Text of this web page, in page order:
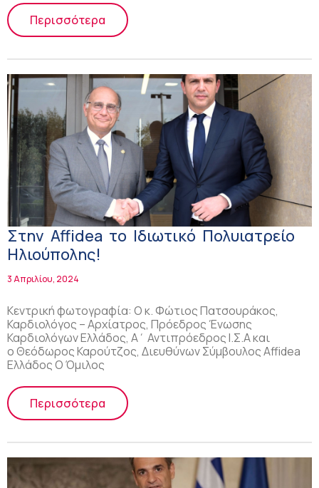
Περισσότερα
Στην Affidea το Ιδιωτικό Πολυιατρείο
Ηλιούπολης!
3 Απριλίου, 2024
Κεντρική φωτογραφία: Ο κ. Φώτιος Πατσουράκος,
Καρδιολόγος – Αρχίατρος, Πρόεδρος Ένωσης
Καρδιολόγων Ελλάδος, Α΄ Αντιπρόεδρος Ι.Σ.Α και
ο Θεόδωρος Καρούτζος, Διευθύνων Σύμβουλος Affidea
Ελλάδος Ο Όμιλος
Περισσότερα